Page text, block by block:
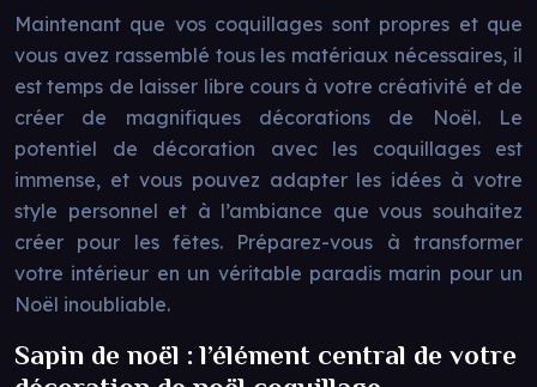
Maintenant que vos coquillages sont propres et que
vous avez rassemblé tous les matériaux nécessaires, il
est temps de laisser libre cours à votre créativité et de
créer de magnifiques décorations de Noël. Le
potentiel de décoration avec les coquillages est
immense, et vous pouvez adapter les idées à votre
style personnel et à l’ambiance que vous souhaitez
créer pour les fêtes. Préparez-vous à transformer
votre intérieur en un véritable paradis marin pour un
Noël inoubliable.
Sapin de noël : l’élément central de votre